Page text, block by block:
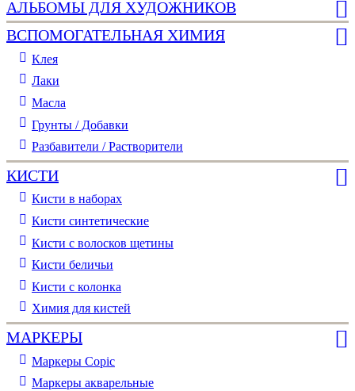
АЛЬБОМЫ ДЛЯ ХУДОЖНИКОВ
ВСПОМОГАТЕЛЬНАЯ ХИМИЯ
Клея
Лаки
Масла
Грунты / Добавки
Разбавители / Растворители
КИСТИ
Кисти в наборах
Кисти синтетические
Кисти с волосков щетины
Кисти беличьи
Кисти с колонка
Химия для кистей
МАРКЕРЫ
Маркеры Copic
Маркеры акварельные